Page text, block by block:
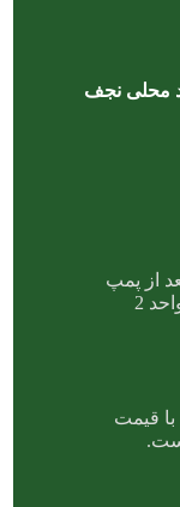
محلی نجف
از پمپ
با قیمت